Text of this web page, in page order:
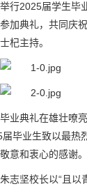
行2025届学生毕
加典礼，共同庆
杞主持。
毕业典礼在雄壮嘹
届毕业生致以最热
意和衷心的感谢。
朱志坚校长以“且以